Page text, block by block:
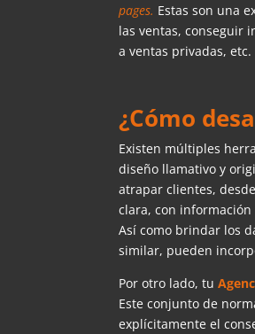
pages. Estas son una
las ventas, conseguir
a ventas privadas, etc.
¿Cómo
Existen múltiples
diseño llamativo y
atrapar clientes,
clara, con
Así como brindar los
similar, pueden
Por otro lado, tu
Este conjunto de
explícitamente el